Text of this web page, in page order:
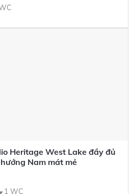
Heritage West Lake đầy đủ
Nam mát mẻ
1 WC